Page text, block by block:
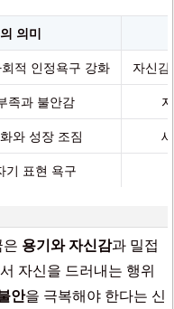
의미
적 인정욕구 강화
자신
족과 불안감
와 성장 조짐
기 표현 욕구
용기와 자신감과 밀접
자신을 드러내는 행위
안을 극복해야 한다는 신